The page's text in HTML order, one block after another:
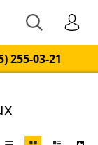
255-03-21